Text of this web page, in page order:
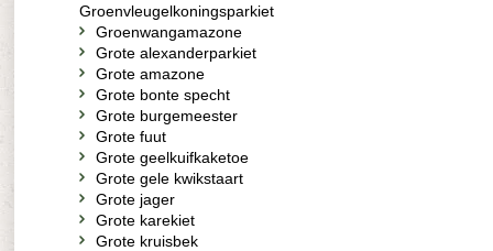
Groenvleugelkoningsparkiet
Groenwangamazone
Grote alexanderparkiet
Grote amazone
Grote bonte specht
Grote burgemeester
Grote fuut
Grote geelkuifkaketoe
Grote gele kwikstaart
Grote jager
Grote karekiet
Grote kruisbek